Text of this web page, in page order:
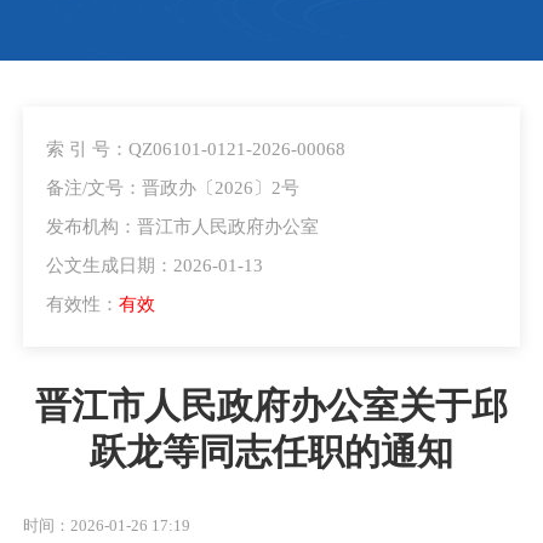
索 引 号：QZ06101-0121-2026-00068
备注/文号：晋政办〔2026〕2号
发布机构：晋江市人民政府办公室
公文生成日期：2026-01-13
有效性： 有效
晋江市人民政府办公室关于邱
跃龙等同志任职的通知
时间：2026-01-26 17:19